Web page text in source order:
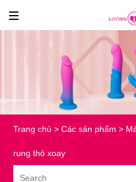
Trang chủ > Các sản phẩm >
rung thỏ xoay